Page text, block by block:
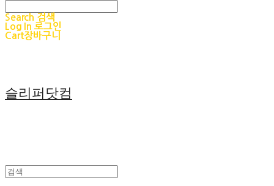
Search 검색
Log In 로그인
Cart장바구니
슬리퍼닷컴